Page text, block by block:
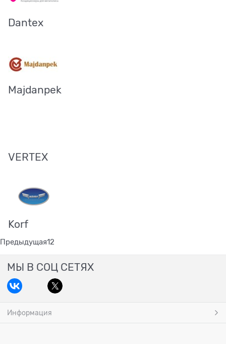
Dantex
Majdanpek
VERTEX
Korf
Предыдущая12
МЫ В СОЦ СЕТЯХ
Информация